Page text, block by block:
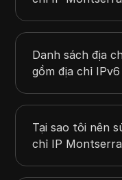
Danh sách địa
gồm địa chỉ
Tại sao tôi nên
chỉ IP